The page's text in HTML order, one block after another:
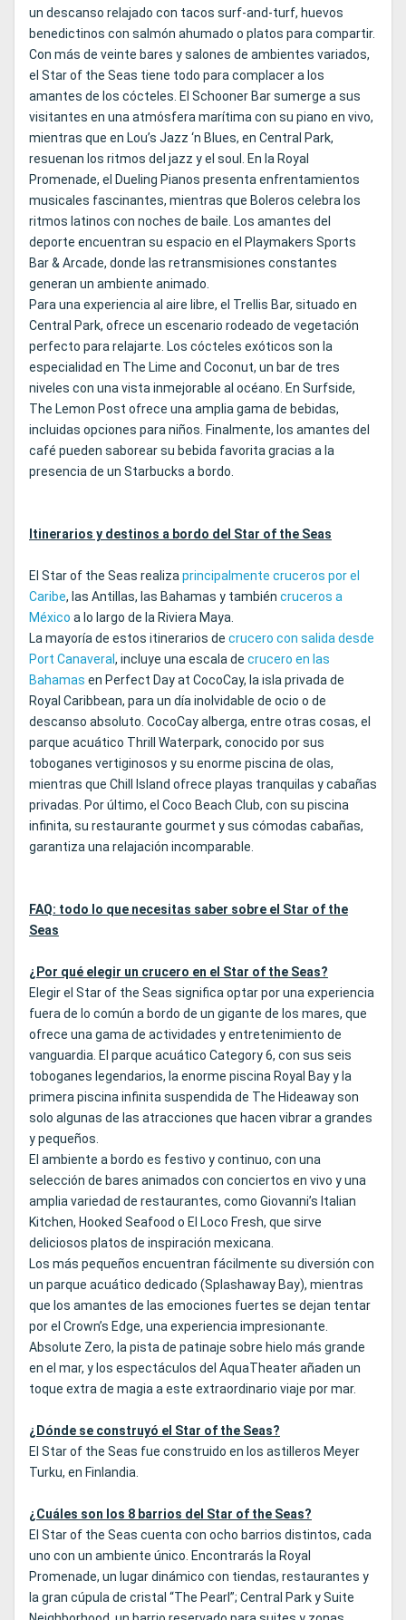
un descanso relajado con tacos surf-and-turf, huevos
benedictinos con salmón ahumado o platos para compartir.
Con más de veinte bares y salones de ambientes variados,
el Star of the Seas tiene todo para complacer a los
amantes de los cócteles. El Schooner Bar sumerge a sus
visitantes en una atmósfera marítima con su piano en vivo,
mientras que en Lou’s Jazz ‘n Blues, en Central Park,
resuenan los ritmos del jazz y el soul. En la Royal
Promenade, el Dueling Pianos presenta enfrentamientos
musicales fascinantes, mientras que Boleros celebra los
ritmos latinos con noches de baile. Los amantes del
deporte encuentran su espacio en el Playmakers Sports
Bar & Arcade, donde las retransmisiones constantes
generan un ambiente animado.
Para una experiencia al aire libre, el Trellis Bar, situado en
Central Park, ofrece un escenario rodeado de vegetación
perfecto para relajarte. Los cócteles exóticos son la
especialidad en The Lime and Coconut, un bar de tres
niveles con una vista inmejorable al océano. En Surfside,
The Lemon Post ofrece una amplia gama de bebidas,
incluidas opciones para niños. Finalmente, los amantes del
café pueden saborear su bebida favorita gracias a la
presencia de un Starbucks a bordo.
Itinerarios y destinos a bordo del Star of the Seas
El Star of the Seas realiza principalmente cruceros por el
Caribe, las Antillas, las Bahamas y también cruceros a
México a lo largo de la Riviera Maya.
La mayoría de estos itinerarios de crucero con salida desde
Port Canaveral , incluye una escala de crucero en las
Bahamas en Perfect Day at CocoCay, la isla privada de
Royal Caribbean, para un día inolvidable de ocio o de
descanso absoluto. CocoCay alberga, entre otras cosas, el
parque acuático Thrill Waterpark, conocido por sus
toboganes vertiginosos y su enorme piscina de olas,
mientras que Chill Island ofrece playas tranquilas y cabañas
privadas. Por último, el Coco Beach Club, con su piscina
infinita, su restaurante gourmet y sus cómodas cabañas,
garantiza una relajación incomparable.
FAQ: todo lo que necesitas saber sobre el Star of the
Seas
¿Por qué elegir un crucero en el Star of the Seas?
Elegir el Star of the Seas significa optar por una experiencia
fuera de lo común a bordo de un gigante de los mares, que
ofrece una gama de actividades y entretenimiento de
vanguardia. El parque acuático Category 6, con sus seis
toboganes legendarios, la enorme piscina Royal Bay y la
primera piscina infinita suspendida de The Hideaway son
solo algunas de las atracciones que hacen vibrar a grandes
y pequeños.
El ambiente a bordo es festivo y continuo, con una
selección de bares animados con conciertos en vivo y una
amplia variedad de restaurantes, como Giovanni’s Italian
Kitchen, Hooked Seafood o El Loco Fresh, que sirve
deliciosos platos de inspiración mexicana.
Los más pequeños encuentran fácilmente su diversión con
un parque acuático dedicado (Splashaway Bay), mientras
que los amantes de las emociones fuertes se dejan tentar
por el Crown’s Edge, una experiencia impresionante.
Absolute Zero, la pista de patinaje sobre hielo más grande
en el mar, y los espectáculos del AquaTheater añaden un
toque extra de magia a este extraordinario viaje por mar.
¿Dónde se construyó el Star of the Seas?
El Star of the Seas fue construido en los astilleros Meyer
Turku, en Finlandia.
¿Cuáles son los 8 barrios del Star of the Seas?
El Star of the Seas cuenta con ocho barrios distintos, cada
uno con un ambiente único. Encontrarás la Royal
Promenade, un lugar dinámico con tiendas, restaurantes y
la gran cúpula de cristal “The Pearl”; Central Park y Suite